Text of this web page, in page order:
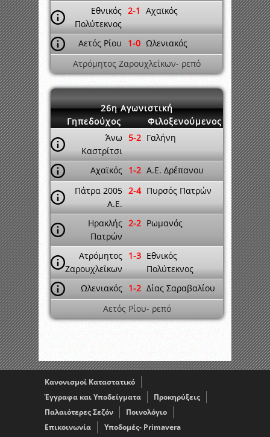
Εθνικός
Πολύτεκνος
2-1 Αχαϊκός
Αετός Ρίου 1-0 Ωλενιακός
Ατρόμητος Ζαρουχλεΐκων- ρεπό
26η Αγωνιστική
Γηπεδούχος
Φιλοξενούμενος
Άνω
Καστρίτσι
5-2 Γαλήνη
Αχαϊκός 1-2 A.E. Δρέπανου
Πάτρα 2005
A.E.
2-4 Πυρσός Πατρών
Ηρακλής
Πατρών
2-2 Ρωμανός
Ατρόμητος
Ζαρουχλεΐκων
1-3 Εθνικός
Πολύτεκνος
Ωλενιακός 1-2 Δίας Σαραβαλίου
Αετός Ρίου- ρεπό
Κανονισμοί Καταστατικό
Έγγραφα και Υποδείγματα
Προκηρύξεις
Παλαιότερες Σεζόν
Ποινολόγιο
Επικοινωνία
Υποδομές- Primavera